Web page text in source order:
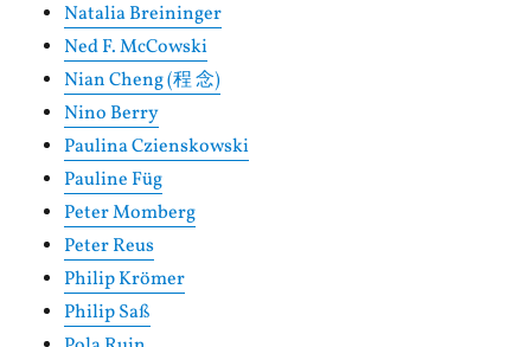
Natalia Breininger
Ned F. McCowski
Nian Cheng (程 念)
Nino Berry
Paulina Czienskowski
Pauline Füg
Peter Momberg
Peter Reus
Philip Krömer
Philip Saß